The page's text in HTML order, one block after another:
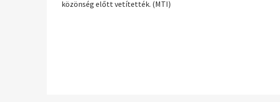
közönség előtt vetítették. (MTI)